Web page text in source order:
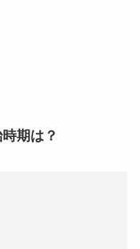
期は？